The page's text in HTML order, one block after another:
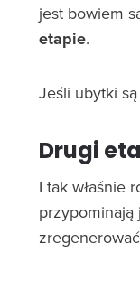
jest bowiem
etapie.
Jeśli ubytki
Drugi
I tak właśnie
przypominają